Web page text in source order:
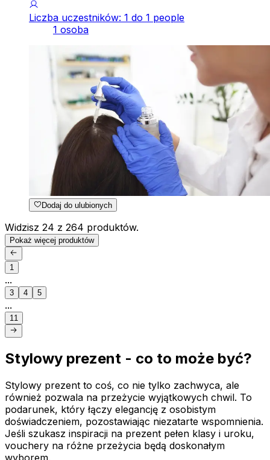
Liczba uczestników: 1 do 1 people
1 osoba
Dodaj do ulubionych
Widzisz 24 z 264 produktów.
Pokaż więcej produktów
1
...
3 4 5
...
11
Stylowy prezent - co to może być?
Stylowy prezent to coś, co nie tylko zachwyca, ale
również pozwala na przeżycie wyjątkowych chwil. To
podarunek, który łączy elegancję z osobistym
doświadczeniem, pozostawiając niezatarte wspomnienia.
Jeśli szukasz inspiracji na prezent pełen klasy i uroku,
vouchery na różne przeżycia będą doskonałym
wyborem.